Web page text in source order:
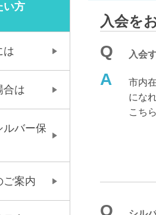
入会を
Q 入会
A
市内
にな
こち
Q
い方
は
合は
ルバー保
ご案内